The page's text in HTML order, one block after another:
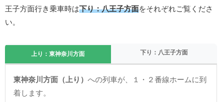
王子方面行き乗車時は下り：八王子方面をそれぞれご覧くださ
い。
上り：東神奈川方面 下り：八王子方面
東神奈川方面（上り） への列車が、１・２番線ホームに到
着します。